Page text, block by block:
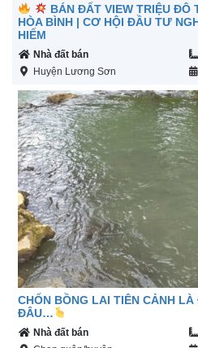
BÁN ĐẤT VIEW TRIỆU ĐÔ
HÒA BÌNH | CƠ HỘI ĐẦU TƯ
HIẾM
Nhà đất bán
Huyện Lương Sơn
CHỐN BỒNG LAI TIÊN CẢNH
ĐÂU…
Nhà đất bán